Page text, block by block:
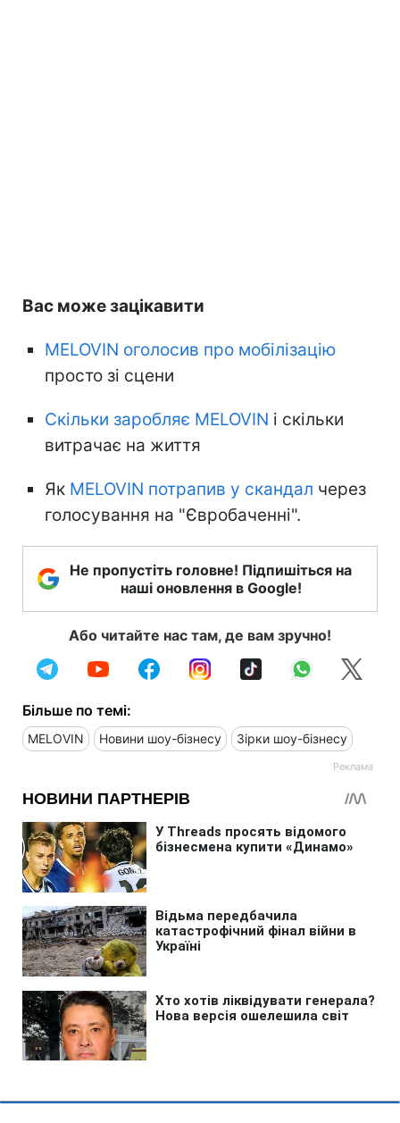
Вас може зацікавити
MELOVIN оголосив про мобілізацію
просто зі сцени
Скільки заробляє MELOVIN і скільки
витрачає на життя
Як MELOVIN потрапив у скандал через
голосування на "Євробаченні".
Не пропустіть головне! Підпишіться на
наші оновлення в Google!
Або читайте нас там, де вам зручно!
Більше по темі:
MELOVIN Новини шоу-бізнесу Зірки шоу-бізнесу